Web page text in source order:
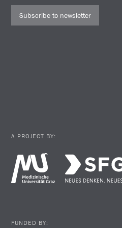
Subscribe to newsletter
A PROJECT BY:
FUNDED BY: